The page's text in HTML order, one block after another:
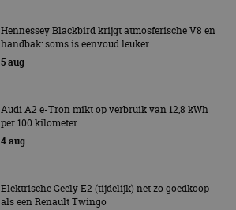
Hennessey Blackbird krijgt atmosferische V8 en
handbak: soms is eenvoud leuker
5 aug
Audi A2 e-Tron mikt op verbruik van 12,8 kWh
per 100 kilometer
4 aug
Elektrische Geely E2 (tijdelijk) net zo goedkoop
als een Renault Twingo